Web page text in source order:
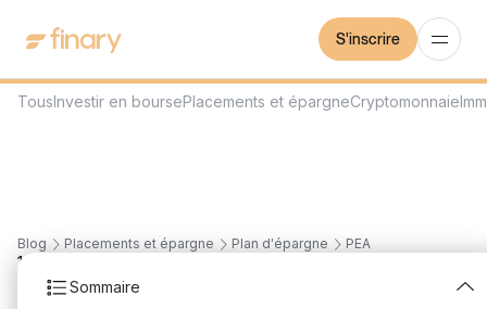
S'inscrire
Blog Placements et épargne Plan d'épargne PEA
Sommaire
13
TousInvestir en boursePlacements et épargneCryptomonnaie